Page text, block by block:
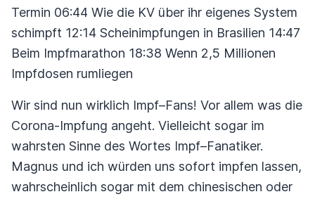
Termin 06:44 Wie die KV über ihr eigenes System
schimpft 12:14 Scheinimpfungen in Brasilien 14:47
Beim Impfmarathon 18:38 Wenn 2,5 Millionen
Impfdosen rumliegen
Wir sind nun wirklich Impf–Fans! Vor allem was die
Corona-Impfung angeht. Vielleicht sogar im
wahrsten Sinne des Wortes Impf–Fanatiker.
Magnus und ich würden uns sofort impfen lassen,
wahrscheinlich sogar mit dem chinesischen oder